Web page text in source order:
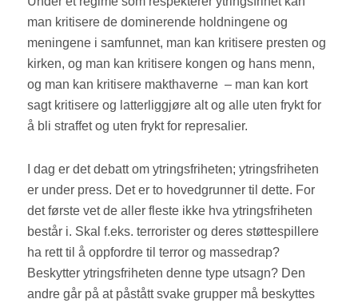
man kritisere de dominerende holdningene og
meningene i samfunnet, man kan kritisere presten og
kirken, og man kan kritisere kongen og hans menn,
og man kan kritisere makthaverne – man kan kort
sagt kritisere og latterliggjøre alt og alle uten frykt for
å bli straffet og uten frykt for represalier.
I dag er det debatt om ytringsfriheten; ytringsfriheten
er under press. Det er to hovedgrunner til dette. For
det første vet de aller fleste ikke hva ytringsfriheten
består i. Skal f.eks. terrorister og deres støttespillere
ha rett til å oppfordre til terror og massedrap?
Beskytter ytringsfriheten denne type utsagn? Den
andre går på at påstått svake grupper må beskyttes